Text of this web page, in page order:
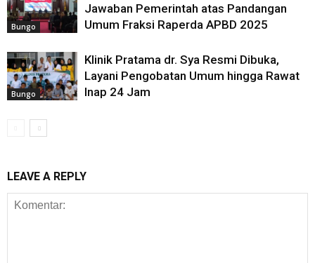
Bungo
Jawaban Pemerintah atas Pandangan
Umum Fraksi Raperda APBD 2025
Bungo
Klinik Pratama dr. Sya Resmi Dibuka,
Layani Pengobatan Umum hingga Rawat
Inap 24 Jam
LEAVE A REPLY